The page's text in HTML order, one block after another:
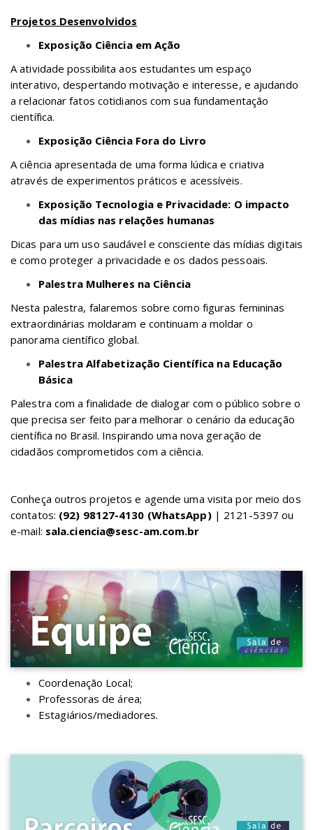
Projetos Desenvolvidos
Exposição Ciência em Ação
A atividade possibilita aos estudantes um espaço
interativo, despertando motivação e interesse, e ajudando
a relacionar fatos cotidianos com sua fundamentação
científica.
Exposição Ciência Fora do Livro
A ciência apresentada de uma forma lúdica e criativa
através de experimentos práticos e acessíveis.
Exposição Tecnologia e Privacidade: O impacto
das mídias nas relações humanas
Dicas para um uso saudável e consciente das mídias digitais
e como proteger a privacidade e os dados pessoais.
Palestra Mulheres na Ciência
Nesta palestra, falaremos sobre como figuras femininas
extraordinárias moldaram e continuam a moldar o
panorama científico global.
Palestra Alfabetização Científica na Educação
Básica
Palestra com a finalidade de dialogar com o público sobre o
que precisa ser feito para melhorar o cenário da educação
científica no Brasil. Inspirando uma nova geração de
cidadãos comprometidos com a ciência.
Conheça outros projetos e agende uma visita por meio dos
contatos: (92) 98127-4130 (WhatsApp)| 2121-5397 ou
e-mail: sala.ciencia@sesc-am.com.br
Coordenação Local;
Professoras de área;
Estagiários/mediadores.